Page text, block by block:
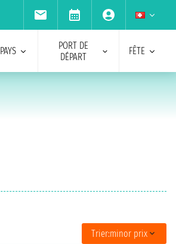
PAYS
PORT DE
DÉPART
FÊTE
Trier:minor prix